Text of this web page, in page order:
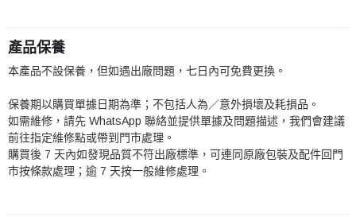
產品保養
本產品不設保養，但如遇出廠問題，七日內可免費更換。
保養期以購買單據日期為準；不包括人為／意外損壞及耗損品。
如需維修，請先 WhatsApp 聯絡並提供單據及問題描述，我們會建議
前往指定維修點或帶到門市處理。
購買後 7 天內如發現品質不符出廠標準，可連同原廠包裝及配件回門
市按條款處理；逾 7 天按一般維修處理。